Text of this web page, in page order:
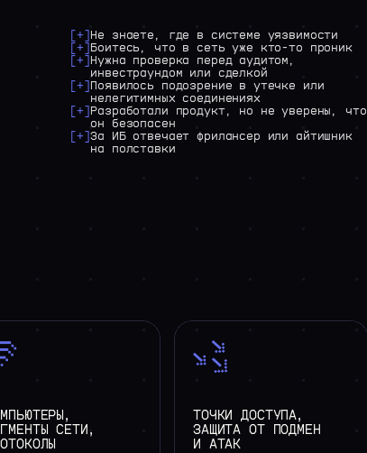
[+] Не знаете, где в системе уязвимости
[+] Боитесь, что в сеть уже кто-то проник
[+] Нужна проверка перед аудитом,
инвестраундом или сделкой
[+] Появилось подозрение в утечке или
нелегитимных соединениях
[+] Разработали продукт, но не уверены, что
он безопасен
[+]За ИБ отвечает фрилансер или айтишник
на полставки
СЕТИ,
ТОЧКИ ДОСТУПА,
ЗАЩИТА ОТ ПОДМЕН
И АТАК